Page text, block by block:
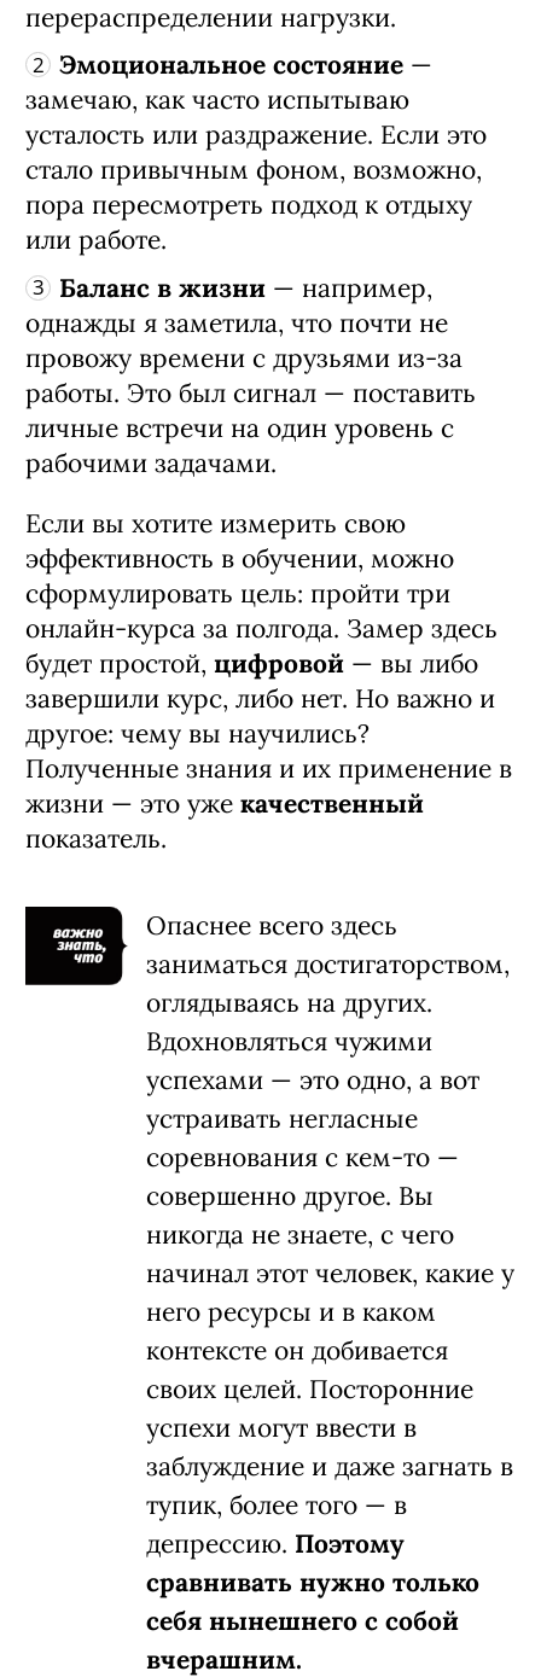
перераспределении нагрузки.
Эмоциональное состояние —
замечаю, как часто испытываю
усталость или раздражение. Если это
стало привычным фоном, возможно,
пора пересмотреть подход к отдыху
или работе.
Баланс в жизни — например,
однажды я заметила, что почти не
провожу времени с друзьями из-за
работы. Это был сигнал — поставить
личные встречи на один уровень с
рабочими задачами.
Если вы хотите измерить свою
эффективность в обучении, можно
сформулировать цель: пройти три
онлайн-курса за полгода. Замер здесь
будет простой, цифровой — вы либо
завершили курс, либо нет. Но важно и
другое: чему вы научились?
Полученные знания и их применение в
жизни — это уже качественный
показатель.
Опаснее всего здесь
заниматься достигаторством,
оглядываясь на других.
Вдохновляться чужими
успехами — это одно, а вот
устраивать негласные
соревнования с кем-то —
совершенно другое. Вы
никогда не знаете, с чего
начинал этот человек, какие у
него ресурсы и в каком
контексте он добивается
своих целей. Посторонние
успехи могут ввести в
заблуждение и даже загнать в
тупик, более того — в
депрессию. Поэтому
сравнивать нужно только
себя нынешнего с собой
вчерашним.